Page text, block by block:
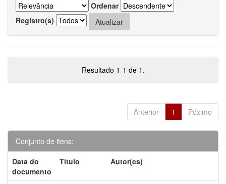
Ordenar
Registro(s)
Resultado 1-1 de 1.
Anterior 1 Póximo
Conjunto de itens:
Data do
documento
Título Autor(es)